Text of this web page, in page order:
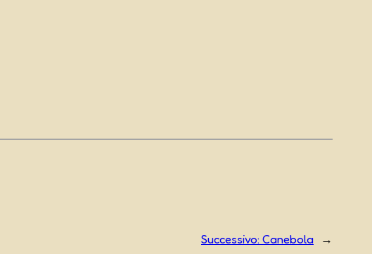
Successivo: Canebola →